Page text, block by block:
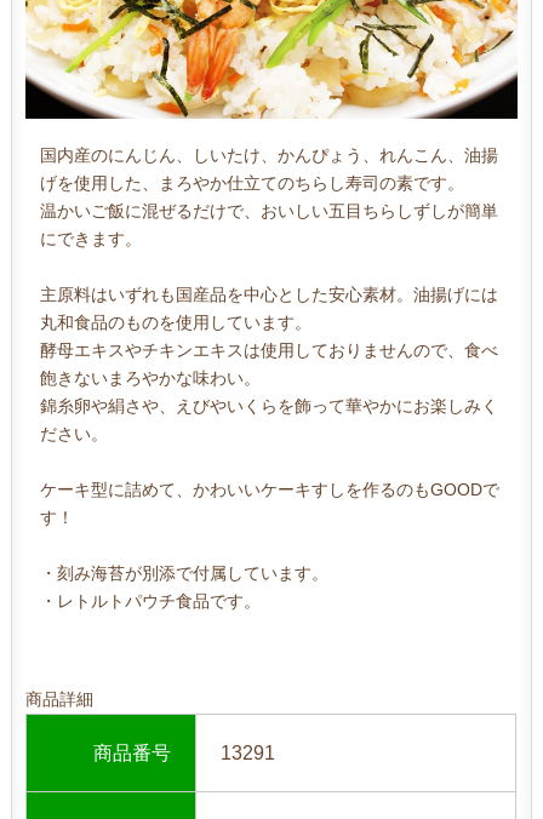
国内産のにんじん、しいたけ、かんぴょう、れんこん、油揚
げを使用した、まろやか仕立てのちらし寿司の素です。
温かいご飯に混ぜるだけで、おいしい五目ちらしずしが簡単
にできます。
主原料はいずれも国産品を中心とした安心素材。油揚げには
丸和食品のものを使用しています。
酵母エキスやチキンエキスは使用しておりませんので、食べ
飽きないまろやかな味わい。
錦糸卵や絹さや、えびやいくらを飾って華やかにお楽しみく
ださい。
ケーキ型に詰めて、かわいいケーキすしを作るのもGOODで
す！
・刻み海苔が別添で付属しています。
・レトルトパウチ食品です。
商品詳細
商品番号 13291